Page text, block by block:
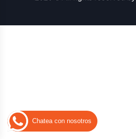
Chatea con nosotros